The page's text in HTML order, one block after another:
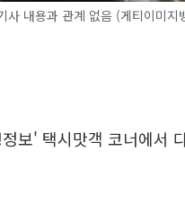
내용과 관계 없음 (게티이미지
정보' 택시맛객 코너에